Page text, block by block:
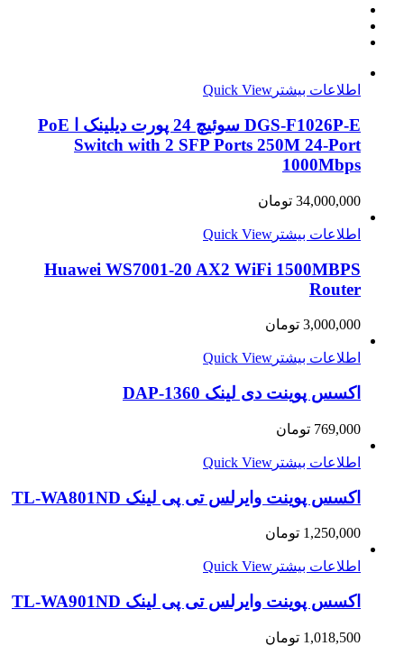
اطلاعات بیشتر Quick View
DGS-F1026P-E سوئیچ 24 پورت دیلینک ا PoE
Switch with 2 SFP Ports 250M 24-Port
1000Mbps
34,000,000 تومان
اطلاعات بیشتر Quick View
Huawei WS7001-20 AX2 WiFi 1500MBPS
Router
3,000,000 تومان
اطلاعات بیشتر Quick View
اکسس پوینت دی لینک DAP-1360
769,000 تومان
اطلاعات بیشتر Quick View
اکسس پوینت وایرلس تی پی لینک TL-WA801ND
1,250,000 تومان
اطلاعات بیشتر Quick View
اکسس پوینت وایرلس تی پی لینک TL-WA901ND
1,018,500 تومان